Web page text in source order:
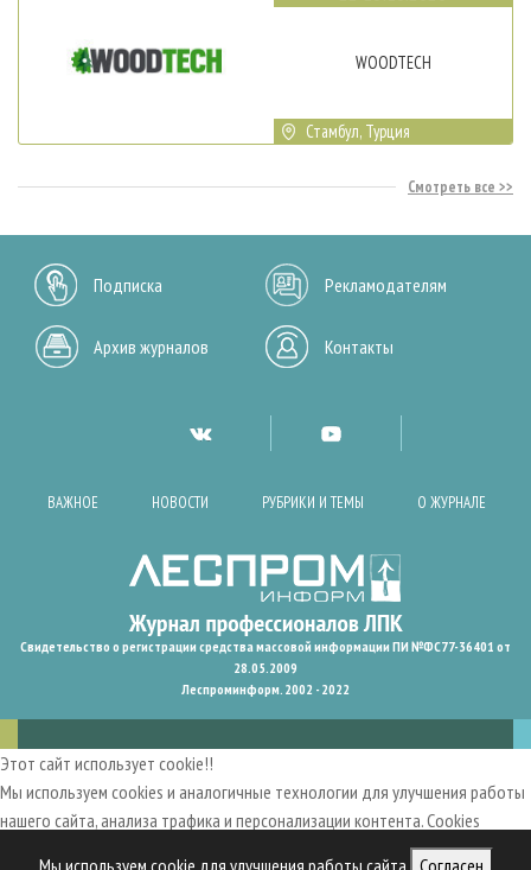
Мы используем cookie для улучшения работы сайта Согласен
WOODTECH
Стамбул, Турция
Смотреть все
Подписка Рекламодателям
Архив журналов Контакты
ВАЖНОЕ НОВОСТИ РУБРИКИ И ТЕМЫ О ЖУРНАЛЕ
Свидетельство о регистрации средства массовой информации ПИ №ФС77-36401 от
28.05.2009
Леспроминформ. 2002 - 2022
Этот сайт использует cookie!!
Мы используем cookies и аналогичные технологии для улучшения работы
нашего сайта, анализа трафика и персонализации контента. Cookies